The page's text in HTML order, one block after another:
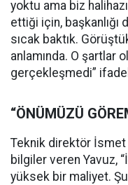
yoktu ama biz
ettiği için,
sıcak baktık.
anlamında. O şartlar
gerçekleşmedi”
“ÖNÜMÜZÜ
Teknik direktör İsmet
bilgiler veren Yavuz,
yüksek bir maliyet.